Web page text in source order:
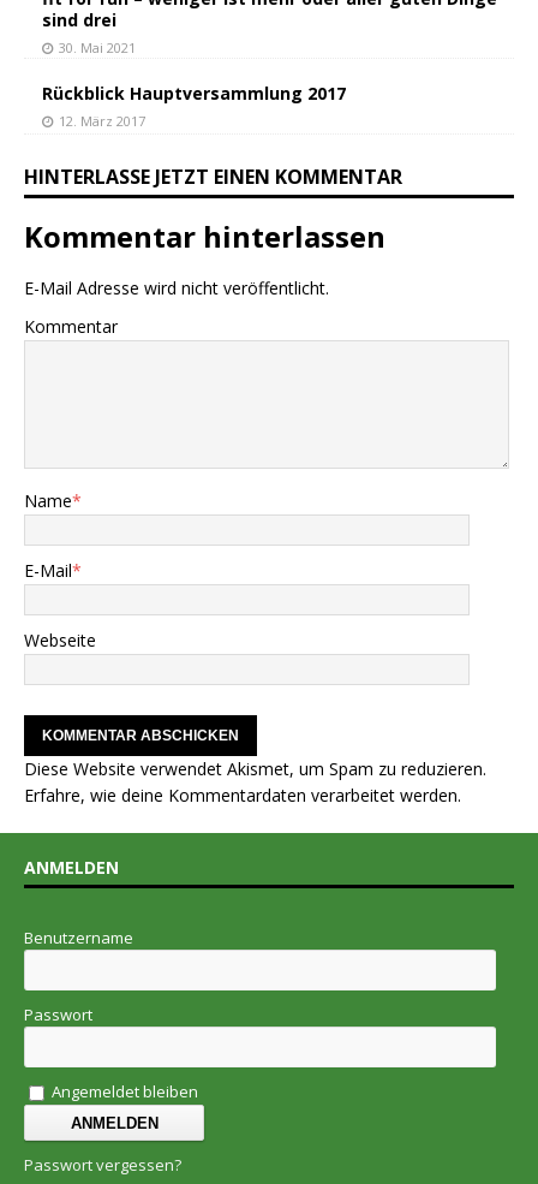
sind drei
30. Mai 2021
Rückblick Hauptversammlung 2017
12. März 2017
HINTERLASSE JETZT EINEN KOMMENTAR
Kommentar hinterlassen
E-Mail Adresse wird nicht veröffentlicht.
Kommentar
Name*
E-Mail*
Webseite
Diese Website verwendet Akismet, um Spam zu reduzieren.
Erfahre, wie deine Kommentardaten verarbeitet werden.
ANMELDEN
Benutzername
Passwort
Angemeldet bleiben
Passwort vergessen?